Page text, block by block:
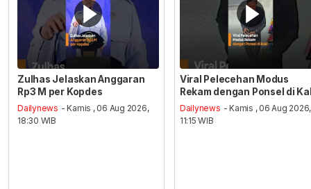
Zulhas Jelaskan Anggaran
Rp3 M per Kopdes
Dailynews - Kamis , 06 Aug 2026,
18:30 WIB
Viral Pelecehan Modus
Rekam dengan Ponsel di
Dailynews - Kamis , 06 Aug 2026,
11:15 WIB